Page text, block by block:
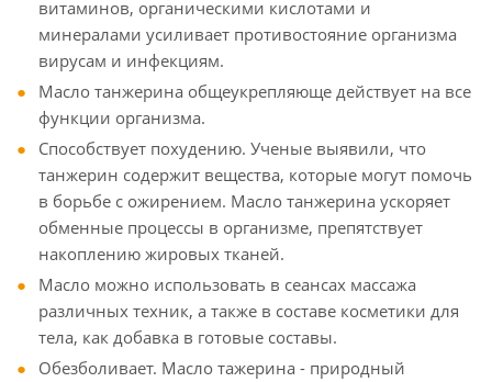
витаминов, органическими кислотами и
минералами усиливает противостояние организма
вирусам и инфекциям.
Масло танжерина общеукрепляюще действует на все
функции организма.
Способствует похудению. Ученые выявили, что
танжерин содержит вещества, которые могут помочь
в борьбе с ожирением. Масло танжерина ускоряет
обменные процессы в организме, препятствует
накоплению жировых тканей.
Масло можно использовать в сеансах массажа
различных техник, а также в составе косметики для
тела, как добавка в готовые составы.
Обезболивает. Масло тажерина - природный